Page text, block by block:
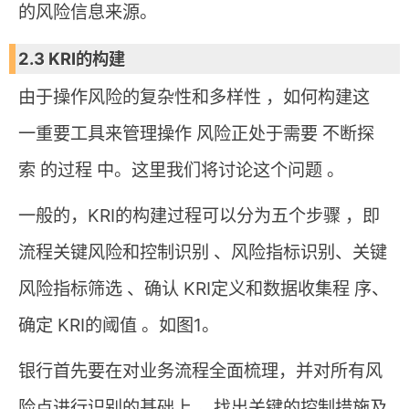
的风险信息来源。
2.3 KRI的构建
由于操作风险的复杂性和多样性 ，如何构建这
一重要工具来管理操作 风险正处于需要 不断探
索 的过程 中。这里我们将讨论这个问题 。
一般的，KRI的构建过程可以分为五个步骤 ，即
流程关键风险和控制识别 、风险指标识别、关键
风险指标筛选 、确认 KRI定义和数据收集程 序、
确定 KRI的阈值 。如图1。
银行首先要在对业务流程全面梳理，并对所有风